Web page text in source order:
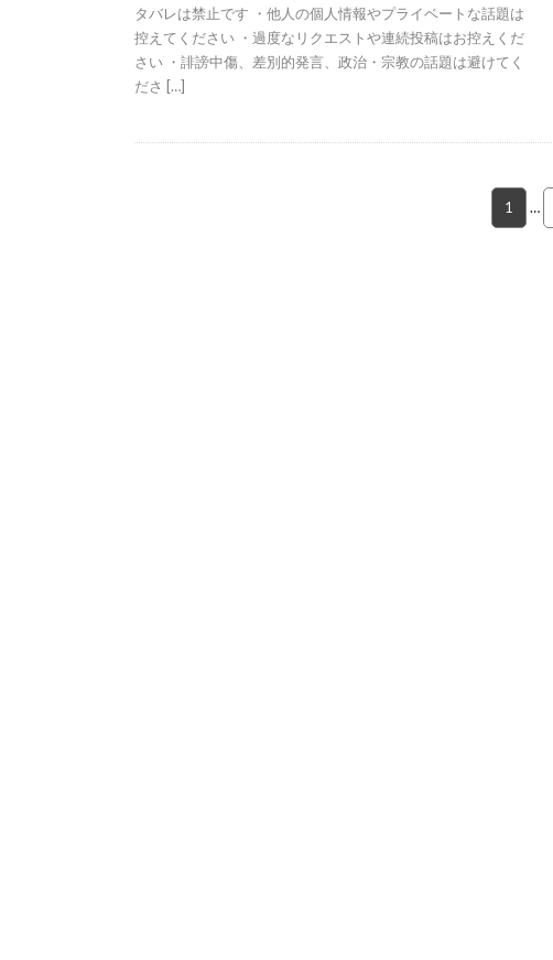
タバレは禁止です ・他人の個人情報やプライベートな話題は
控えてください ・過度なリクエストや連続投稿はお控えくだ
さい ・誹謗中傷、差別的発言、政治・宗教の話題は避けてく
ださ […]
1 …